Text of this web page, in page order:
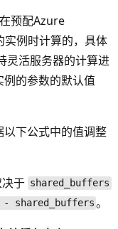
预配Azure
例时计算的，具体
灵活服务器的计算进
的参数的默认值
下公式中的值调整
于 shared_buffers
- shared_buffers 。